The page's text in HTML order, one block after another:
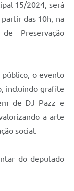
15/2024, será
das 10h, na
Preservação
público, o evento
incluindo grafite
de DJ Pazz e
a arte
social.
do deputado